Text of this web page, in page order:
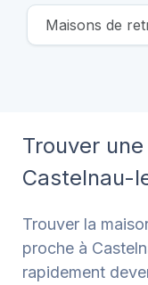
Maisons de
Trouver
Castelnau-
Trouver la
proche à
rapidement